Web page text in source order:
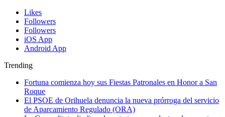
Likes
Followers
Followers
iOS App
Android App
Trending
Fortuna comienza hoy sus Fiestas Patronales en Honor a San
Roque
El PSOE de Orihuela denuncia la nueva prórroga del servicio
de Aparcamiento Regulado (ORA)